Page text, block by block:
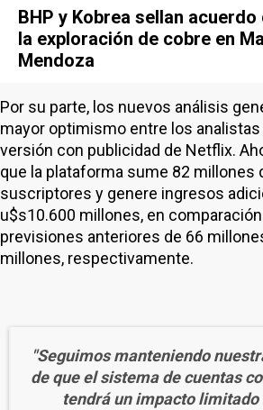
BHP y Kobrea sellan acuerdo
la exploración de cobre en
Mendoza
Por su parte, los nuevos análisis
mayor optimismo entre los
versión con publicidad de Netflix.
que la plataforma sume 82 millones
suscriptores y genere ingresos
u$s10.600 millones, en
previsiones anteriores de 66
millones, respectivamente.
"Seguimos manteniendo
de que el sistema de cuentas
tendrá un impacto limitado